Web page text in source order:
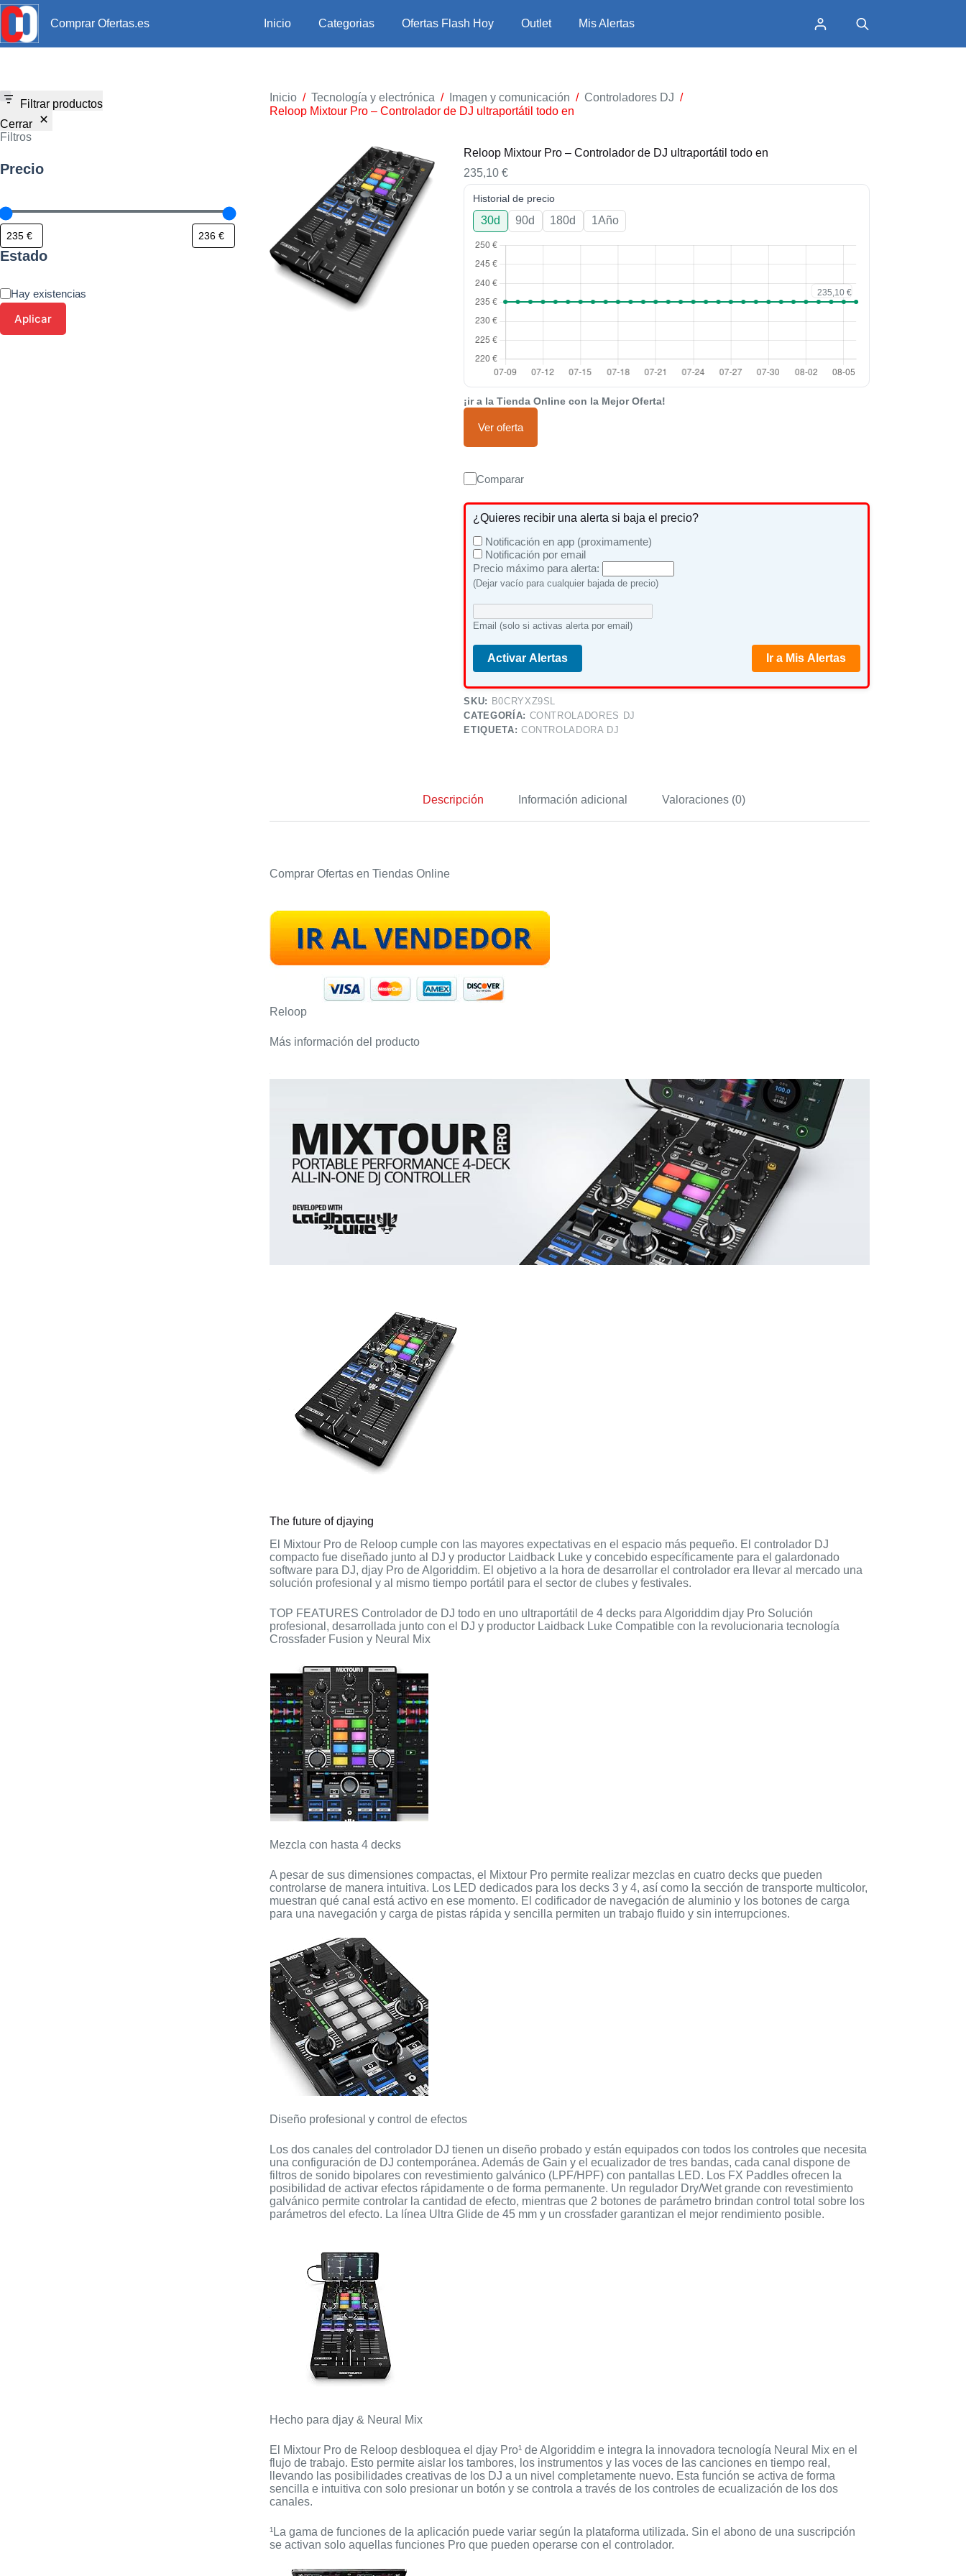
Comprar Ofertas.es Inicio Categorias Ofertas Flash Hoy Outlet Mis Alertas
Inicio / Tecnología y electrónica / Imagen y comunicación / Controladores DJ /
Reloop Mixtour Pro – Controlador de DJ ultraportátil todo en
Reloop Mixtour Pro – Controlador de DJ ultraportátil todo en
235,10€
Historial de precio
30d 90d 180d 1Año
¡ir a la Tienda Online con la Mejor Oferta!
Ver oferta
Comparar
¿Quieres recibir una alerta si baja el precio?
Notificación en app (proximamente)
Notificación por email
Precio máximo para alerta:
(Dejar vacío para cualquier bajada de precio)
Email (solo si activas alerta por email)
Activar Alertas Ir a Mis Alertas
SKU: B0CRYXZ9SL
CATEGORÍA: CONTROLADORES DJ
ETIQUETA: CONTROLADORA DJ
Descripción Información adicional Valoraciones (0)
Comprar Ofertas en Tiendas Online
Reloop
Más información del producto
The future of djaying
El Mixtour Pro de Reloop cumple con las mayores expectativas en el espacio más pequeño. El controlador DJ
compacto fue diseñado junto al DJ y productor Laidback Luke y concebido específicamente para el galardonado
software para DJ, djay Pro de Algoriddim. El objetivo a la hora de desarrollar el controlador era llevar al mercado una
solución profesional y al mismo tiempo portátil para el sector de clubes y festivales.
TOP FEATURES Controlador de DJ todo en uno ultraportátil de 4 decks para Algoriddim djay Pro Solución
profesional, desarrollada junto con el DJ y productor Laidback Luke Compatible con la revolucionaria tecnología
Crossfader Fusion y Neural Mix
Mezcla con hasta 4 decks
A pesar de sus dimensiones compactas, el Mixtour Pro permite realizar mezclas en cuatro decks que pueden
controlarse de manera intuitiva. Los LED dedicados para los decks 3 y 4, así como la sección de transporte multicolor,
muestran qué canal está activo en ese momento. El codificador de navegación de aluminio y los botones de carga
para una navegación y carga de pistas rápida y sencilla permiten un trabajo fluido y sin interrupciones.
Diseño profesional y control de efectos
Los dos canales del controlador DJ tienen un diseño probado y están equipados con todos los controles que necesita
una configuración de DJ contemporánea. Además de Gain y el ecualizador de tres bandas, cada canal dispone de
filtros de sonido bipolares con revestimiento galvánico (LPF/HPF) con pantallas LED. Los FX Paddles ofrecen la
posibilidad de activar efectos rápidamente o de forma permanente. Un regulador Dry/Wet grande con revestimiento
galvánico permite controlar la cantidad de efecto, mientras que 2 botones de parámetro brindan control total sobre los
parámetros del efecto. La línea Ultra Glide de 45 mm y un crossfader garantizan el mejor rendimiento posible.
Hecho para djay & Neural Mix
El Mixtour Pro de Reloop desbloquea el djay Pro¹ de Algoriddim e integra la innovadora tecnología Neural Mix en el
flujo de trabajo. Esto permite aislar los tambores, los instrumentos y las voces de las canciones en tiempo real,
llevando las posibilidades creativas de los DJ a un nivel completamente nuevo. Esta función se activa de forma
sencilla e intuitiva con solo presionar un botón y se controla a través de los controles de ecualización de los dos
canales.
¹La gama de funciones de la aplicación puede variar según la plataforma utilizada. Sin el abono de una suscripción
se activan solo aquellas funciones Pro que pueden operarse con el controlador.
Filtrar productos
Cerrar
Filtros
Precio
Estado
Hay existencias
Aplicar